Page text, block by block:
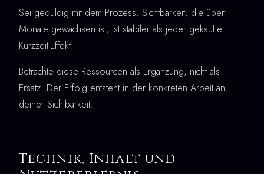
Sei geduldig mit dem Prozess. Sichtbarkeit, die über
Monate gewachsen ist, ist stabiler als jeder gekaufte
Kurzzeit-Effekt.
Betrachte diese Ressourcen als Ergänzung, nicht als
Ersatz. Der Erfolg entsteht in der konkreten Arbeit an
deiner Sichtbarkeit.
Technik, Inhalt und